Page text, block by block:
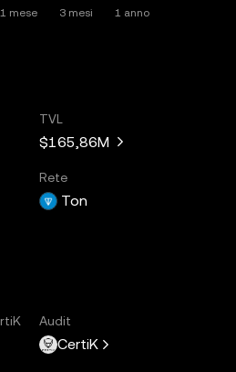
1 mese 3 mesi 1 anno
TVL
$165,86M
Rete
Ton
Audit
CertiK